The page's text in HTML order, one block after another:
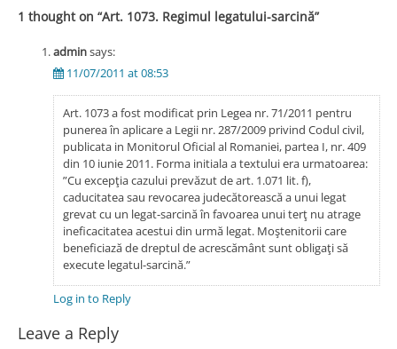
1 thought on “Art. 1073. Regimul legatului-sarcină”
adminsays:
11/07/2011 at 08:53
Art. 1073 a fost modificat prin Legea nr. 71/2011 pentru
punerea în aplicare a Legii nr. 287/2009 privind Codul civil,
publicata in Monitorul Oficial al Romaniei, partea I, nr. 409
din 10 iunie 2011. Forma initiala a textului era urmatoarea:
”Cu excepţia cazului prevăzut de art. 1.071 lit. f),
caducitatea sau revocarea judecătorească a unui legat
grevat cu un legat-sarcină în favoarea unui terţ nu atrage
ineficacitatea acestui din urmă legat. Moştenitorii care
beneficiază de dreptul de acrescământ sunt obligaţi să
execute legatul-sarcină.”
Log in to Reply
Leave a Reply